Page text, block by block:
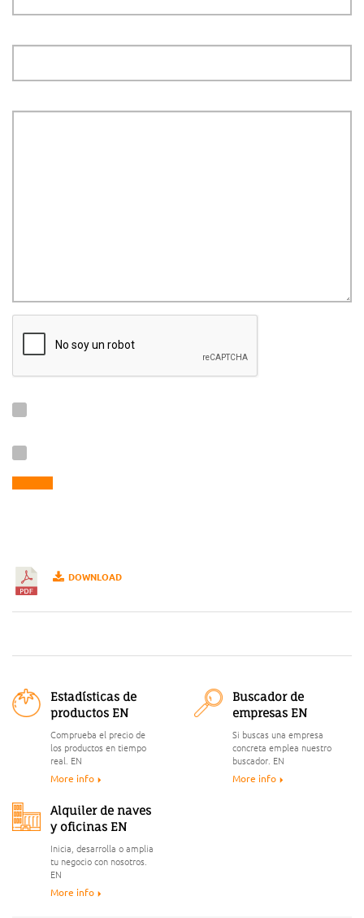
DOWNLOAD
Estadísticas de
productos EN
Comprueba el precio de
los productos en tiempo
real. EN
More info
Buscador de
empresas EN
Si buscas una empresa
concreta emplea nuestro
buscador. EN
More info
Alquiler de naves
y oficinas EN
Inicia, desarrolla o amplia
tu negocio con nosotros.
EN
More info